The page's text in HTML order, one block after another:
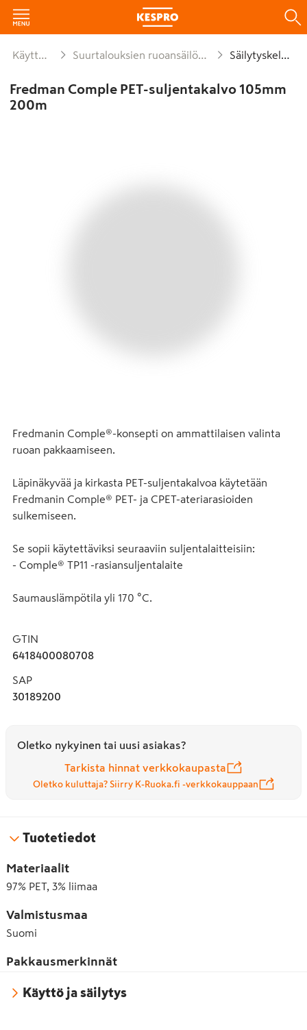
Käyttötavara Suurtalouksien ruoansäilöntämateriaalit Säilytyskelmut
Fredman Comple PET-suljentakalvo 105mm
200m
Fredmanin Comple®-konsepti on ammattilaisen valinta
ruoan pakkaamiseen.
Läpinäkyvää ja kirkasta PET-suljentakalvoa käytetään
Fredmanin Comple® PET- ja CPET-ateriarasioiden
sulkemiseen.
Se sopii käytettäviksi seuraaviin suljentalaitteisiin:
- Comple® TP11 -rasiansuljentalaite
Saumauslämpötila yli 170 °C.
GTIN
6418400080708
SAP
30189200
Oletko nykyinen tai uusi asiakas?
Tarkista hinnat verkkokaupasta
Oletko kuluttaja? Siirry K-Ruoka.fi -verkkokauppaan
Tuotetiedot
Materiaalit
97% PET, 3% liimaa
Valmistusmaa
Suomi
Pakkausmerkinnät
Käyttö ja säilytys